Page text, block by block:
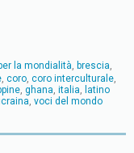
la mondialità, brescia,
, coro, coro interculturale,
, ghana, italia, latino
, voci del mondo